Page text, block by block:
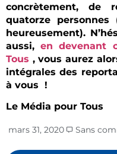
concrètement, de
quatorze
heureusement).
aussi,en devenant
Tous , vous aurez
intégrales des
à vous !
Le Média pour Tous
mars 31, 2020 Sans